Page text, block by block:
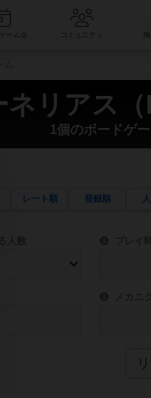
コミュ
リアス
1個のボードゲ
レート順 登録順
目安と
リーを指定することができま
ゲーム